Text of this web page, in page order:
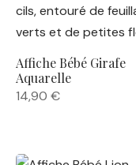
Affiche Bébé Girafe
Aquarelle
14,90 €